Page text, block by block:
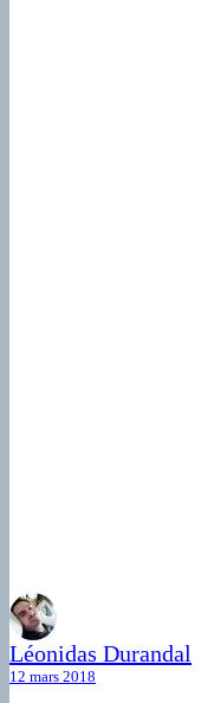
Léonidas Durandal
12 mars 2018